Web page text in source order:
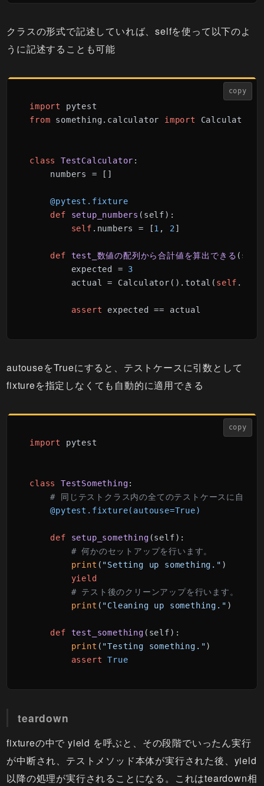
クラスの形式で記述していれば、selfを使って以下のよ
うに記述することも可能
copy
import
from something.calculator import Calculator
class TestCalculator :
    numbers = []
    @pytest.fixture
def
setup_numbers ( self):
self .numbers = [1 , 2]
def test_数値の配列から合計値を算出できる ( self,
        expected =
3
        actual = Calculator().total(
self
assert expected == actual
autouseをTrueにすると、テストケースに引数として
fixtureを指定しなくても自動的に適用できる
copy
import pytest
class TestSomething:
# 同じテストクラス内の全てのテストケースに自動的
    @pytest.fixture(
autouse=True)
def setup_something (self):
# 何かのセットアップを行います。
print ( "Setting up something." )
yield
# テスト後のクリーンアップを行います。
print ( "Cleaning up something." )
def test_something ( self):
print ( "Testing something.")
assert
True
teardown
fixtureの中で yield を呼ぶと、その段階でいったん実行
が中断され、テストメソッド本体が実行された後、yield
以降の処理が実行されることになる。これはteardown相